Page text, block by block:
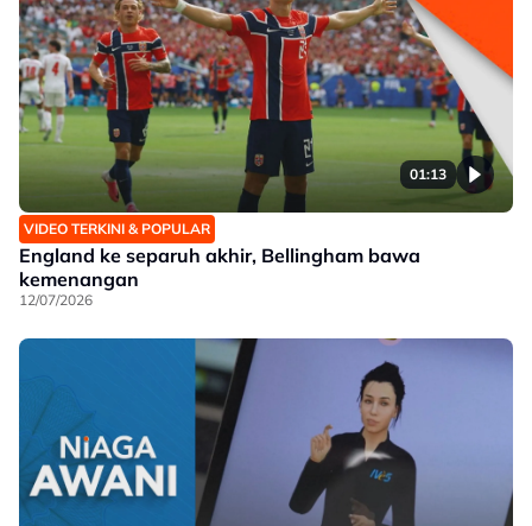
01:13
VIDEO TERKINI & POPULAR
England ke separuh akhir, Bellingham bawa
kemenangan
12/07/2026